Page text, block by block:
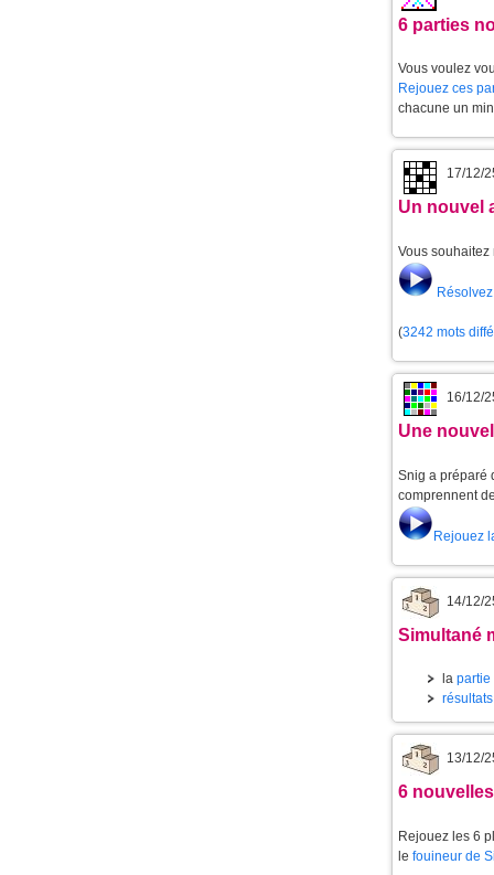
6 parties
Vous voulez
Rejouez ces
chacune un
17/12/
Un nouvel
Vous souhaitez
(3242 mots
16/12/
Une
Snig a préparé
comprennent
Rejouez
14/12/
Simultané
la partie
13/12/
6
Rejouez les 6
le fouineur de